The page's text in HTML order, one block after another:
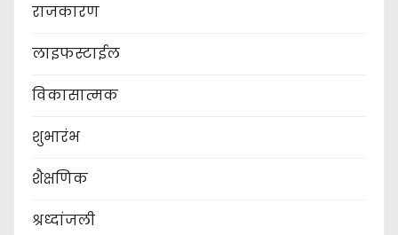
राजकारण
लाइफस्टाईल
विकासात्मक
शुभारंभ
शैक्षणिक
श्रध्दांजली